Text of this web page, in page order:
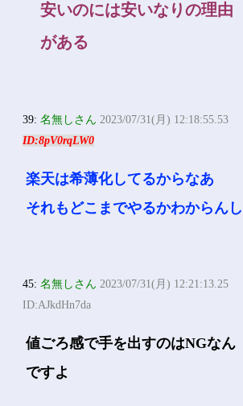
安いのには安いなりの理由
がある
39:名無しさん 2023/07/31(月) 12:18:55.53
ID:8pV0rqLW0
楽天は希薄化してるからなあ
それもどこまでやるかわからんし
45:名無しさん 2023/07/31(月) 12:21:13.25
ID:AJkdHn7da
値ごろ感で手を出すのはNGなん
ですよ